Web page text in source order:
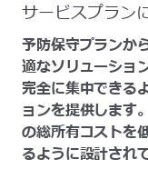
サービスプラン
予防保守プランか
適なソリューショ
完全に集中できる
ョンを提供します
の総所有コストを
るように設計され